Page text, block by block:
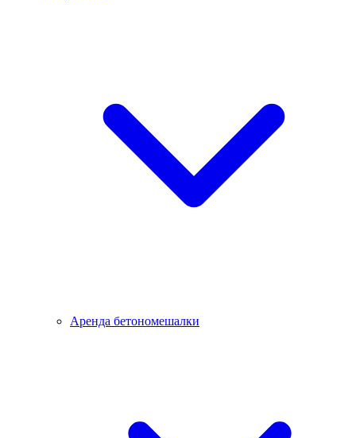
Аренда бетономешалки